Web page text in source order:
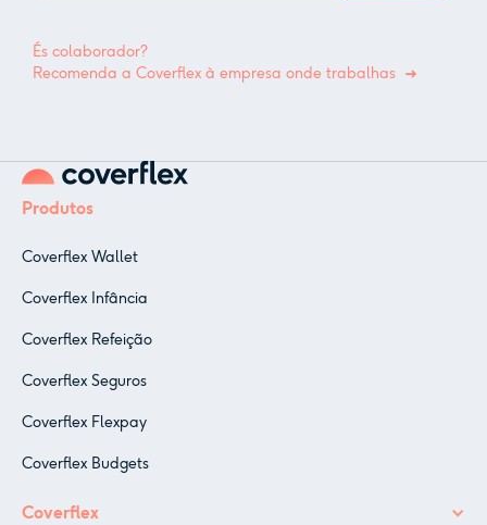
És colaborador?
Recomenda a Coverflex à empresa onde trabalhas
Produtos
Coverflex Wallet
Coverflex Infância
Coverflex Refeição
Coverflex Seguros
Coverflex Flexpay
Coverflex Budgets
Coverflex